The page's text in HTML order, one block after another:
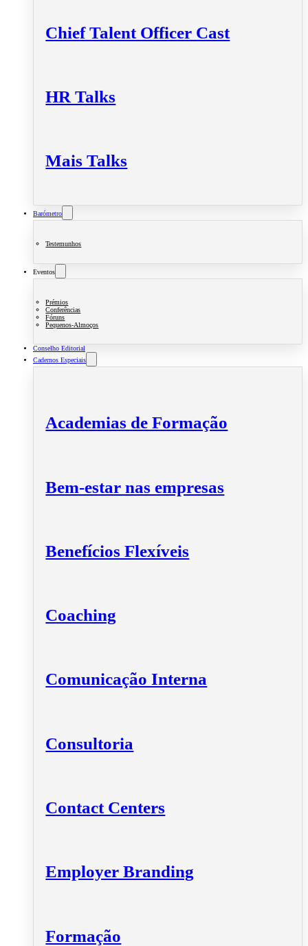
Chief Talent Officer Cast
HR Talks
Mais Talks
Barómetro
Testemunhos
Eventos
Prémios
Conferências
Fóruns
Pequenos-Almoços
Conselho Editorial
Cadernos Especiais
Academias de Formação
Bem-estar nas empresas
Benefícios Flexíveis
Coaching
Comunicação Interna
Consultoria
Contact Centers
Employer Branding
Formação